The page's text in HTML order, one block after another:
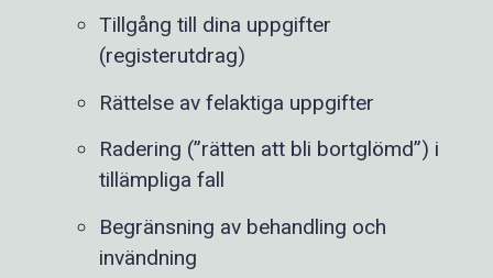
Tillgång till dina uppgifter
(registerutdrag)
Rättelse av felaktiga uppgifter
Radering (”rätten att bli bortglömd”) i
tillämpliga fall
Begränsning av behandling och
invändning